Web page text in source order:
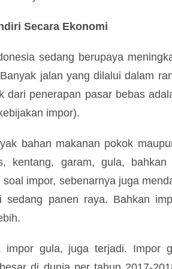
Secara Ekonomi
sedang berupaya
jalan yang dilalui dalam
dari penerapan pasar bebas
impor).
bahan makanan pokok
kentang, garam, gula,
soal impor, sebenarnya juga
sedang panen raya. Bahkan
impor gula, juga terjadi. Impor